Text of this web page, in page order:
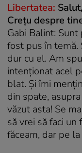
Libertatea:
Crețu despre
Gabi Balint:
fost pus în temă.
dur cu el. Am
intenționat acel
blat. Și îmi
din spate,
văzut asta! Se
să vrei să faci
făceam, dar pe